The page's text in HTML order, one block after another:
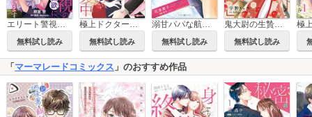
エリート警視の独占欲に絡めとられ溺愛されています【分冊版】
無料試し読み
極上ドクターの旦那様はシークレットベビーとママを溺愛中
無料試し読み
溺甘パパな航空自衛官と子育て恋愛はじめました
無料試し読み
鬼大尉の生贄花嫁～買われたはずが、冷徹伯爵に独占寵愛されています～【分冊版】
無料試し読み
「 マーマレードコミックス 」のおすすめ作品